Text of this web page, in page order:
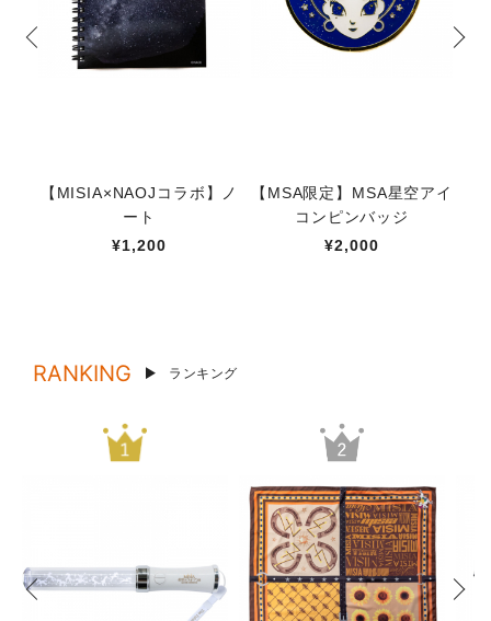
【MISIA×NAOJコラボ】ノ
ート
¥1,200
【MSA限定】MSA星空アイ
コンピンバッジ
¥2,000
RANKING ランキング